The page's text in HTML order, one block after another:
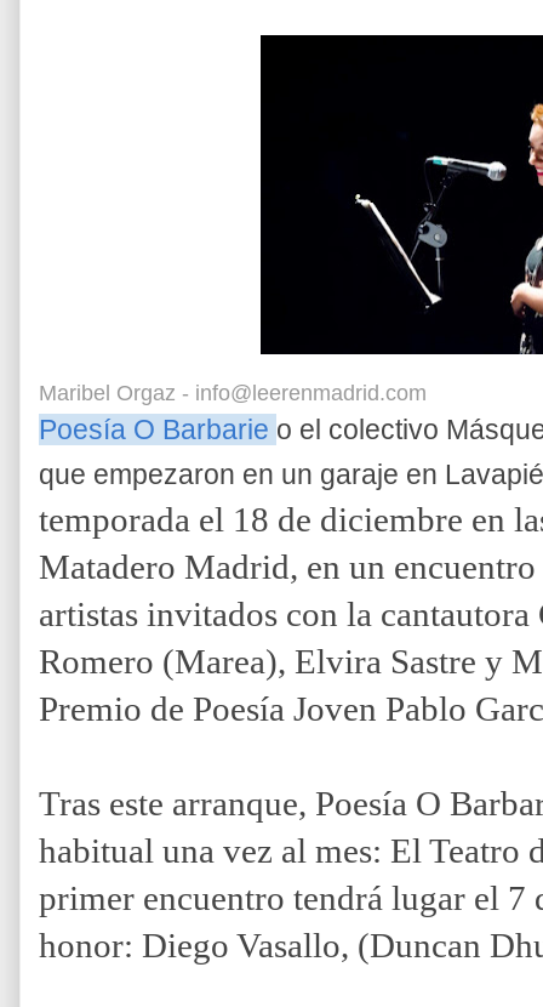
Maribel Orgaz - info@leerenmadrid.com
Poesía O Barbarie o el colectivo
que empezaron en un garaje en
temporada el 18 de diciembre en
Matadero Madrid, en un
artistas invitados con la
Romero (Marea), Elvira Sastre y
Premio de Poesía Joven Pablo
Tras este arranque, Poesía O
habitual una vez al mes: El
primer encuentro tendrá lugar el 7
honor: Diego Vasallo, (Duncan